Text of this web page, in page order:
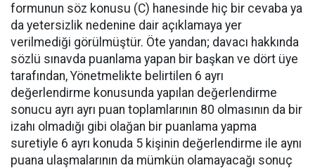
formunun söz konusu (C) hanesinde hiç bir cevaba ya
da yetersizlik nedenine dair açıklamaya yer
verilmediği görülmüştür. Öte yandan; davacı hakkında
sözlü sınavda puanlama yapan bir başkan ve dört üye
tarafından, Yönetmelikte belirtilen 6 ayrı
değerlendirme konusunda yapılan değerlendirme
sonucu ayrı ayrı puan toplamlarının 80 olmasının da bir
izahı olmadığı gibi olağan bir puanlama yapma
suretiyle 6 ayrı konuda 5 kişinin değerlendirme ile aynı
puana ulaşmalarının da mümkün olamayacağı sonuç